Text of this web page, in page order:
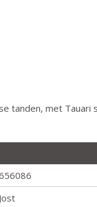
tanden, met Tauari
Jost